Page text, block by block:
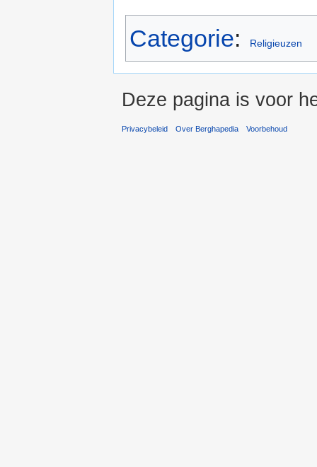
Categorie: Religieuzen
Deze pagina is voor
Privacybeleid Over Berghapedia Voorbehoud